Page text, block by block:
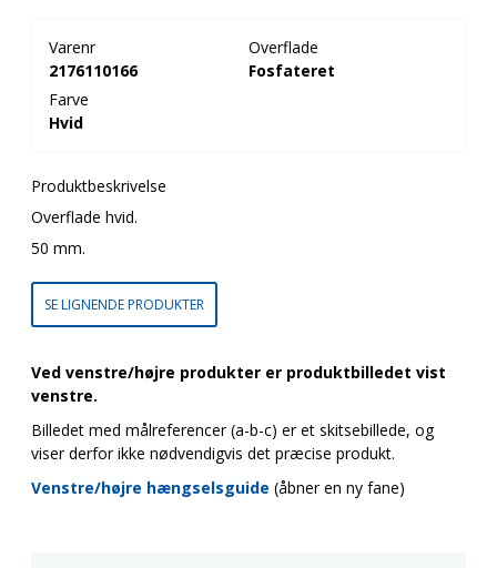
Varenr
2176110166
Overflade
Fosfateret
Farve
Hvid
Produktbeskrivelse
Overflade hvid.
50 mm.
SE LIGNENDE PRODUKTER
Ved venstre/højre produkter er produktbilledet vist
venstre.
Billedet med målreferencer (a-b-c) er et skitsebillede, og
viser derfor ikke nødvendigvis det præcise produkt.
Venstre/højre hængselsguide (åbner en ny fane)